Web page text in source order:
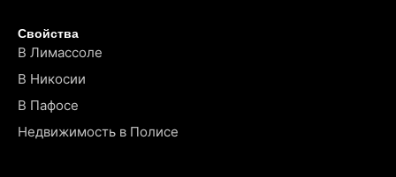
Свойства
В Лимассоле
В Никосии
В Пафосе
Недвижимость в Полисе